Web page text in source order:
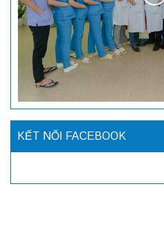
KẾT NỐI FACEBOOK